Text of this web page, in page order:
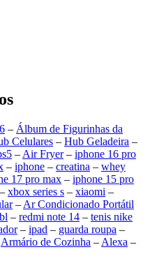
– Álbum de Figurinhas da
Celulares – Hub Geladeira –
– Air Fryer– iphone 16 pro
– iphone – creatina – whey
17 pro max – iphone 15 pro
– xbox series s – xiaomi –
– Ar Condicionado Portátil
– redmi note 14 – tenis nike
– ipad – guarda roupa –
Armário de Cozinha – Alexa –